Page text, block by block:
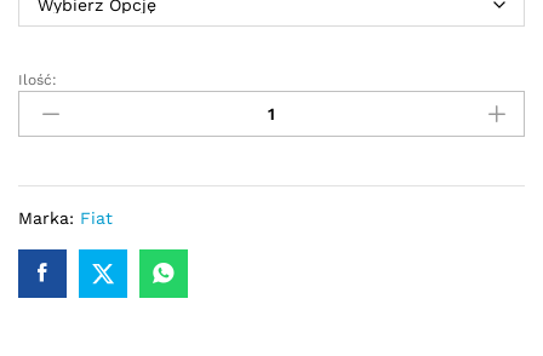
Przekładnia
kierownicza
-
Fiat
Doblo
quantity
Ilość:
Marka: Fiat